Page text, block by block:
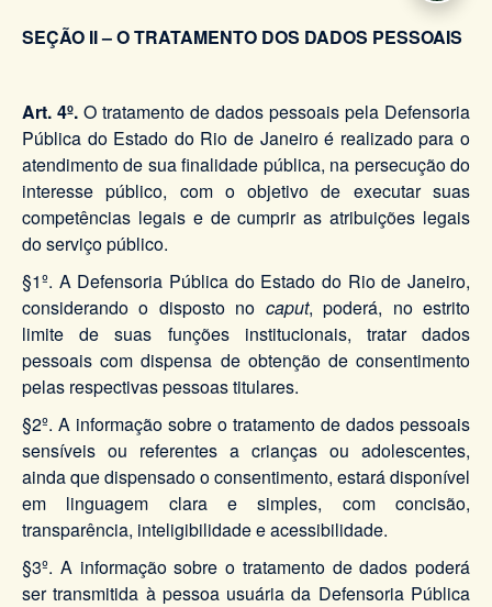
SEÇÃO II – O TRATAMENTO DOS DADOS PESSOAIS
Art. 4º. O tratamento de dados pessoais pela Defensoria
Pública do Estado do Rio de Janeiro é realizado para o
atendimento de sua finalidade pública, na persecução do
interesse público, com o objetivo de executar suas
competências legais e de cumprir as atribuições legais
do serviço público.
§1º. A Defensoria Pública do Estado do Rio de Janeiro,
considerando o disposto no caput, poderá, no estrito
limite de suas funções institucionais, tratar dados
pessoais com dispensa de obtenção de consentimento
pelas respectivas pessoas titulares.
§2º. A informação sobre o tratamento de dados pessoais
sensíveis ou referentes a crianças ou adolescentes,
ainda que dispensado o consentimento, estará disponível
em linguagem clara e simples, com concisão,
transparência, inteligibilidade e acessibilidade.
§3º. A informação sobre o tratamento de dados poderá
ser transmitida à pessoa usuária da Defensoria Pública